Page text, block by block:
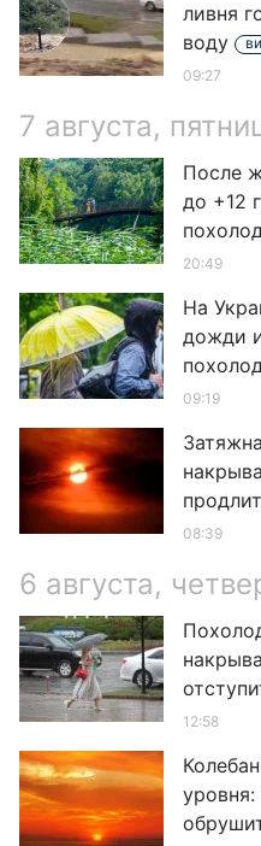
ливня
воду
09:27
7 августа,
После
до +12
20:49
На
дожди
09:19
08:39
6 августа,
12:58
уровня: